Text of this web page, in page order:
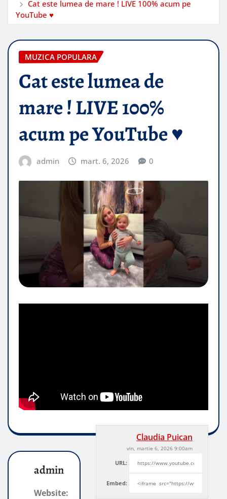
Cat este lumea de mare ! LIVE 100% acum pe
YouTube ♥️
MUZICA POPULARA
Cat este lumea de
mare ! LIVE 100%
acum pe YouTube ♥️
admin mart. 6, 2026 0
Claudia Puican
vin, martie 6, 2026 9:00am
URL:
Embed:
admin
Website: